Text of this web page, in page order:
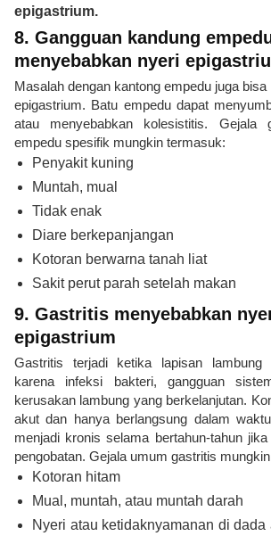
epigastrium.
8. Gangguan kandung
menyebabkan nyeri
Masalah dengan kantong empedu juga
epigastrium. Batu empedu dapat
atau menyebabkan kolesistitis. Gejala
empedu spesifik mungkin termasuk:
Penyakit kuning
Muntah, mual
Tidak enak
Diare berkepanjangan
Kotoran berwarna tanah liat
Sakit perut parah setelah makan
9. Gastritis menyebabkan
epigastrium
Gastritis terjadi ketika lapisan lambung
karena infeksi bakteri, gangguan
kerusakan lambung yang berkelanjutan.
akut dan hanya berlangsung dalam
menjadi kronis selama bertahun-tahun
pengobatan. Gejala umum gastritis
Kotoran hitam
Mual, muntah, atau muntah darah
Nyeri atau ketidaknyamanan di dada